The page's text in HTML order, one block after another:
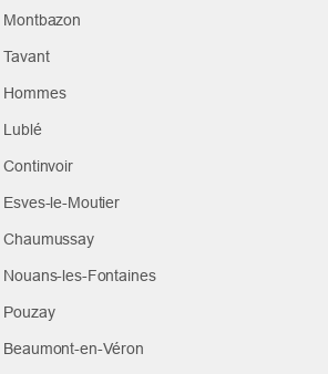
Hommes
Lublé
le-Moutier
les-Fontaines
en-Véron